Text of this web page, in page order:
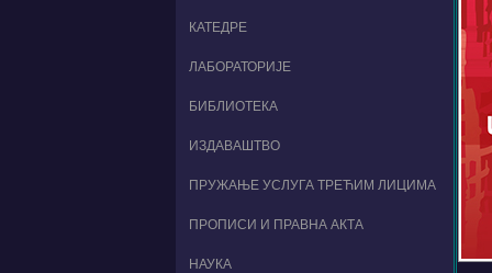
КАТЕДРЕ
ЛАБОРАТОРИЈЕ
БИБЛИОТЕКА
ИЗДАВАШТВО
ПРУЖАЊЕ УСЛУГА ТРЕЋИМ ЛИЦИМА
ПРОПИСИ И ПРАВНА АКТА
НАУКА